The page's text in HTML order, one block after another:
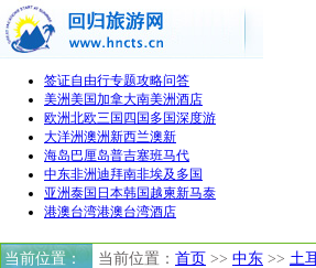
签证自由行专题攻略问答
美洲美国加拿大南美洲酒店
欧洲北欧三国 四国 多国深度游
大洋洲澳洲新西兰澳新
海岛 巴厘岛普吉塞班马代
中东非洲迪拜南非埃及 多国
亚洲泰国 日本韩国 越柬新马泰
港澳台湾港澳台湾酒店
当前位置： 当前位置： 首页 >> 中东 >> 土